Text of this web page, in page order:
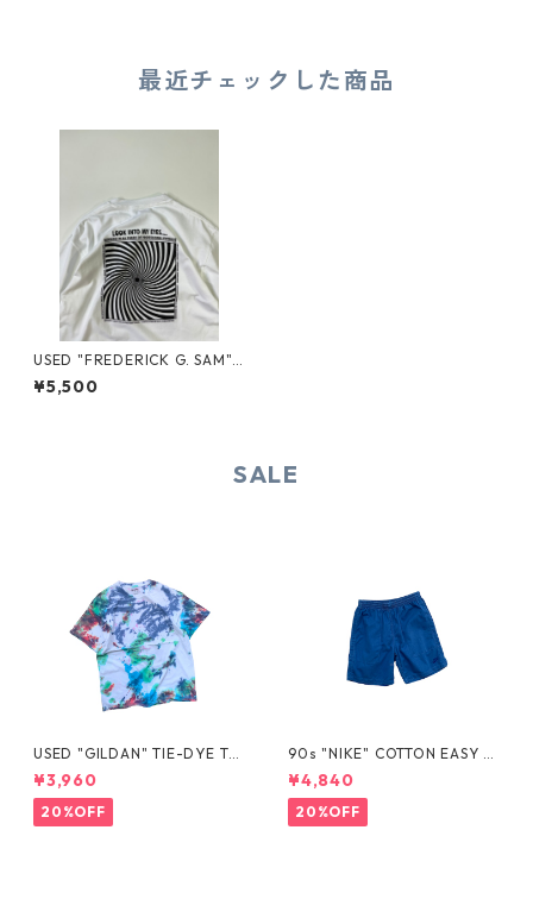
最近チェックした商品
USED "FREDERICK G. SAM"
TEE
¥5,500
SALE
USED "GILDAN" TIE-DYE TE
E
¥3,960
20%OFF
90s "NIKE" COTTON EASY S
HORTS
¥4,840
20%OFF